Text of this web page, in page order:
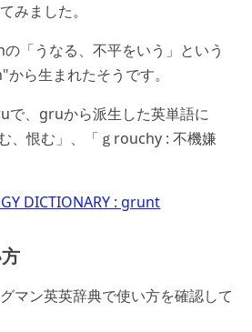
みました。
「うなる、不平をいう」という
ら生まれたそうです。
、gruから派生した英単語に
、恨む」、「ｇrouchy : 不機嫌
DICTIONARY : grunt
マン英英辞典で使い方を確認して